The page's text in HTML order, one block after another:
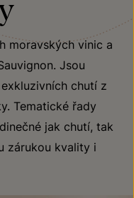
moravských vinic a
Jsou
chutí z
Tematické řady
jak chutí, tak
zárukou kvality i